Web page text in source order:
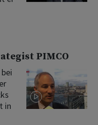
PIMCO
in